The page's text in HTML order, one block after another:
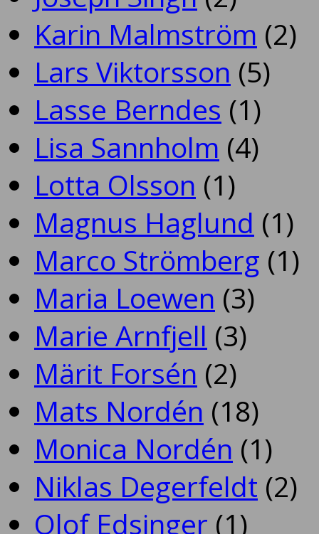
Karin Malmström (2)
Lars Viktorsson (5)
Lasse Berndes (1)
Lisa Sannholm (4)
Lotta Olsson (1)
Magnus Haglund (1)
Marco Strömberg (1)
Maria Loewen (3)
Marie Arnfjell (3)
Märit Forsén (2)
Mats Nordén (18)
Monica Nordén (1)
Niklas Degerfeldt (2)
Olof Edsinger (1)